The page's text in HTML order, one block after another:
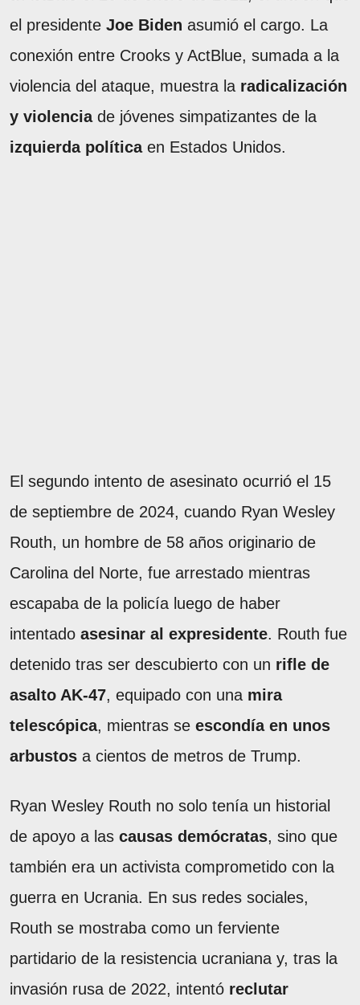
el presidente Joe Biden asumió el cargo. La
conexión entre Crooks y ActBlue, sumada a la
violencia del ataque, muestra la radicalización
y violenciade jóvenes simpatizantes de la
izquierda políticaen Estados Unidos.
El segundo intento de asesinato ocurrió el 15
de septiembre de 2024, cuando Ryan Wesley
Routh, un hombre de 58 años originario de
Carolina del Norte, fue arrestado mientras
escapaba de la policía luego de haber
intentado asesinar al expresidente. Routh fue
detenido tras ser descubierto con un rifle de
asalto AK-47, equipado con una mira
telescópica, mientras se escondía en unos
arbustos a cientos de metros de Trump.
Ryan Wesley Routh no solo tenía un historial
de apoyo a las causas demócratas, sino que
también era un activista comprometido con la
guerra en Ucrania. En sus redes sociales,
Routh se mostraba como un ferviente
partidario de la resistencia ucraniana y, tras la
invasión rusa de 2022, intentó reclutar